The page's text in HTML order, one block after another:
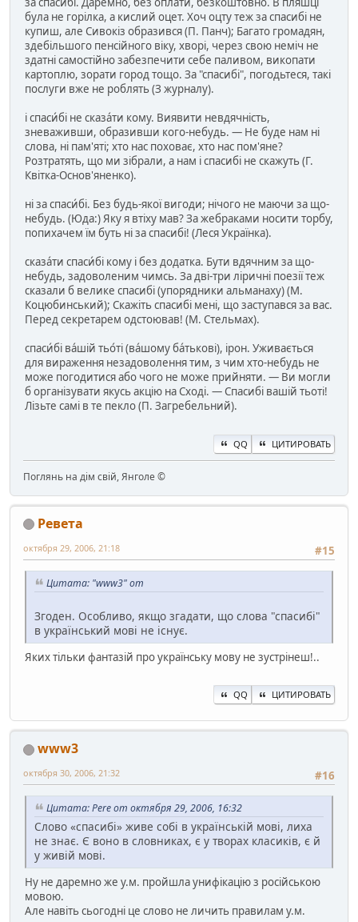
була не горілка, а кислий оцет. Хоч оцту теж за спасибі не
купиш, але Сивокіз образився (П. Панч); Багато громадян,
здебільшого пенсійного віку, хворі, через свою неміч не
здатні самостійно забезпечити себе паливом, викопати
картоплю, зорати город тощо. За "спасибі", погодьтеся, такі
послуги вже не роблять (З журналу).
і спаси́бі не сказа́ти кому. Виявити невдячність,
зневаживши, образивши кого-небудь. — Не буде нам ні
слова, ні пам'яті; хто нас поховає, хто нас пом'яне?
Розтратять, що ми зібрали, а нам і спасибі не скажуть (Г.
Квітка-Основ'яненко).
ні за спаси́бі. Без будь-якої вигоди; нічого не маючи за що-
небудь. (Юда:) Яку я втіху мав? За жебраками носити торбу,
попихачем їм буть ні за спасибі! (Леся Українка).
сказа́ти спаси́бі кому і без додатка. Бути вдячним за що-
небудь, задоволеним чимсь. За дві-три ліричні поезії теж
сказали б велике спасибі (упорядники альманаху) (М.
Коцюбинський); Скажіть спасибі мені, що заступався за вас.
Перед секретарем одстоював! (М. Стельмах).
спаси́бі ва́шій тьо́ті (ва́шому ба́тькові), ірон. Уживається
для вираження незадоволення тим, з чим хто-небудь не
може погодитися або чого не може прийняти. — Ви могли
б організувати якусь акцію на Сході. — Спасибі вашій тьоті!
Лізьте самі в те пекло (П. Загребельний).
QQ ЦИТИРОВАТЬ
Поглянь на дім свій, Янголе ©
Ревета
#15
октября 29, 2006, 21:18
Цитата: "www3" от
Згоден. Особливо, якщо згадати, що слова "спасибі"
в український мові не існує.
Яких тільки фантазій про українську мову не зустрінеш!..
QQ ЦИТИРОВАТЬ
www3
#16
октября 30, 2006, 21:32
Цитата: Pere от октября 29, 2006, 16:32
Слово «спасибі» живе собі в українській мові, лиха
не знає. Є воно в словниках, є у творах класиків, є й
у живій мові.
Ну не даремно же у.м. пройшла унифікацію з російською
мовою.
Але навіть сьогодні це слово не личить правилам у.м.